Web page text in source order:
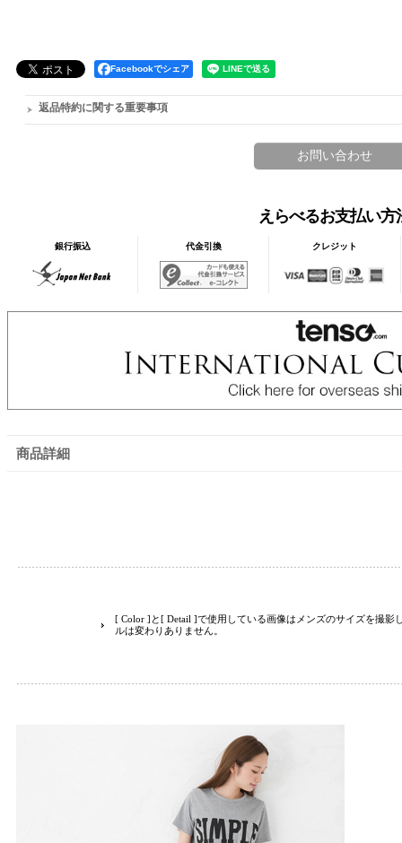
Facebookでシェア
返品特約に関する重要事項
えらべるお支払い方
銀行振込 代金引換 クレジット
商品詳細
[ Color ]と[ Detail ]で使用している画像はメンズのサイズを撮影
ルは変わりありません。